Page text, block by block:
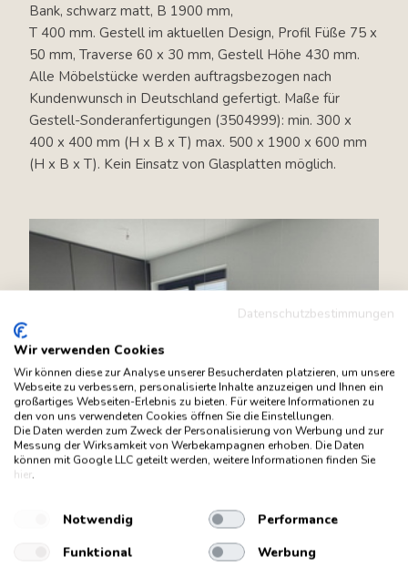
Bank, schwarz matt, B 1900 mm,
T 400 mm. Gestell im aktuellen Design, Profil Füße 75 x
50 mm, Traverse 60 x 30 mm, Gestell Höhe 430 mm.
Alle Möbelstücke werden auftragsbezogen nach
Kundenwunsch in Deutschland gefertigt. Maße für
Gestell-Sonderanfertigungen (3504999): min. 300 x
400 x 400 mm (H x B x T) max. 500 x 1900 x 600 mm
(H x B x T). Kein Einsatz von Glasplatten möglich.
Datenschutzbestimmungen
Wir verwenden Cookies
Wir können diese zur Analyse unserer Besucherdaten platzieren, um unsere
Webseite zu verbessern, personalisierte Inhalte anzuzeigen und Ihnen ein
großartiges Webseiten-Erlebnis zu bieten. Für weitere Informationen zu
den von uns verwendeten Cookies öffnen Sie die Einstellungen.
Die Daten werden zum Zweck der Personalisierung von Werbung und zur
Messung der Wirksamkeit von Werbekampagnen erhoben. Die Daten
können mit Google LLC geteilt werden, weitere Informationen finden Sie
hier.
Notwendig
Performance
Funktional
Werbung